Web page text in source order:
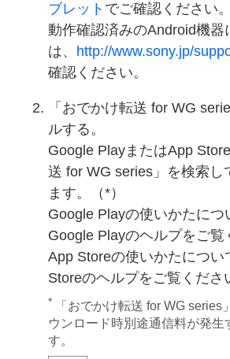
ブレット でご確認ください。
動作確認済みのAndroid機器
は、
http://www.sony.jp/
確認ください。
「おでかけ転送 for WG
ルする。
Google PlayまたはApp
送 for WG series」を検索し
ます。（*）
Google Playの使いかたにつ
Google Playのヘルプをご覧
App Storeの使いかたについ
Storeのヘルプをご覧くださ
*「おでかけ転送 for WG series
ウンロード時別途通信料が発生
す。